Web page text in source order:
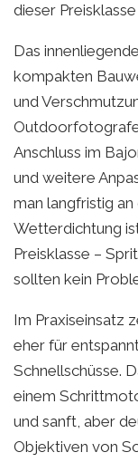
dieser
Das
kompakten
und
Anschluss im
und weitere
man langfristig
Wetterdichtung
Preisklasse –
sollten kein
Im Praxiseinsatz
eher für
Schnellschüsse.
einem
und sanft, aber
Objektiven von